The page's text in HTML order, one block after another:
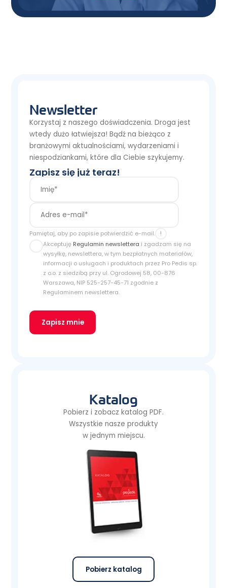
Newsletter
Korzystaj z naszego doświadczenia. Droga jest
wtedy dużo łatwiejsza! Bądź na bieżąco z
branżowymi aktualnościami, wydarzeniami i
niespodziankami, które dla Ciebie szykujemy.
Zapisz się już teraz!
Pamiętaj, aby po zapisie potwierdzić e-mail. !
Akceptuję Regulamin newslettera i zgadzam się na
wysyłkę, newslettera, w tym bezpłatnych materiałów,
informacji o usługach i produktach przez Pro Pedis sp.
z o.o. z siedzibą przy ul. Ogrodowej 58, 00-876
Warszawa, NIP 525-257-45-71 zgodnie z
Regulaminem newslettera.
Zapisz mnie
Katalog
Pobierz i zobacz katalog PDF.
Wszystkie nasze produkty
w jednym miejscu.
Pobierz katalog